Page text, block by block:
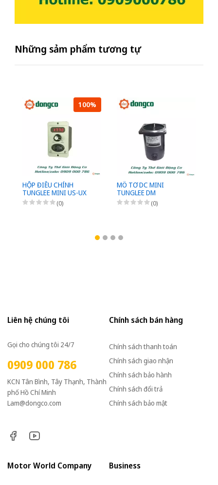
Những sảm phẩm tương tự
100%
HỘP ĐIỀU CHỈNH
TUNGLEE MINI US-UX
(0)
MÔ TƠ DC MINI
TUNGLEE DM
(0)
Liên hệ chúng tôi
Gọi cho chúng tôi 24/7
0909 000 786
KCN Tân Bình, Tây Thạnh, Thành
phố Hồ Chí Minh
Lam@dongco.com
Chính sách bán hàng
Chính sách thanh toán
Chính sách giao nhận
Chính sách bảo hành
Chính sách đổi trả
Chính sách bảo mật
Motor World Company Business